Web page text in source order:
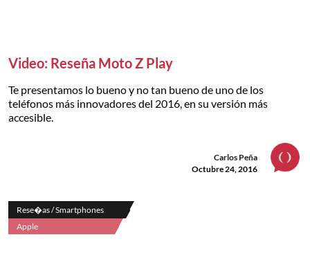
Video: Reseña Moto Z Play
Te presentamos lo bueno y no tan bueno de uno de los
teléfonos más innovadores del 2016, en su versión más
accesible.
Carlos Peña
Octubre 24, 2016
Rese�as / Smartphones
Apple